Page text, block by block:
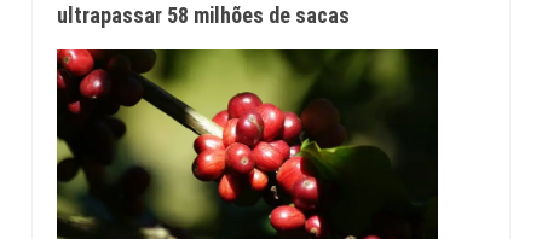
ultrapassar 58 milhões de sacas